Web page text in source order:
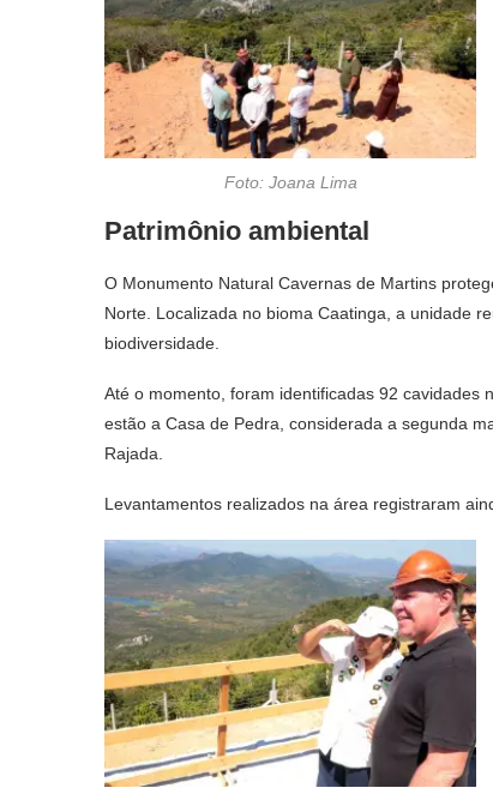
Foto: Joana Lima
Patrimônio ambiental
O Monumento Natural Cavernas de Martins
Norte. Localizada no bioma Caatinga, a unidade
biodiversidade.
Até o momento, foram identificadas 92 cavidades
estão a Casa de Pedra, considerada a segunda
Rajada.
Levantamentos realizados na área registraram